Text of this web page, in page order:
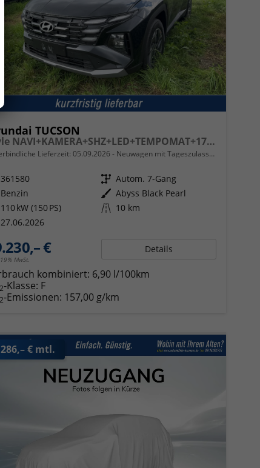
TUCSON
Style NAVI+KAMERA+SHZ+LED+TEMPOMAT+17" ALU+PDC
Lieferzeit: 05.09.2026 Neuwagen mit Tageszulassung
361580 Getriebe Autom. 7-Gang
Benzin Außenfarbe Abyss Black Pearl
110 kW (150 PS) Kilometerstand 10 km
27.06.2026
€
MwSt.
Details
kombiniert: 6,90 l/100km
-Klasse: F
-Emissionen: 157,00 g/km
€ mtl.